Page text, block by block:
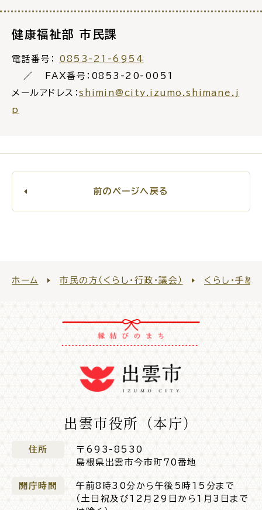
健康福祉部 市民課
電話番号： 0853-21-6954
FAX番号：0853-20-0051
メールアドレス： shimin@city.izumo.shimane.j
p
前のページへ戻る
ホーム 市民の方（くらし・行政・議会） くらし・手続
出雲市役所（本庁）
住所
〒693-8530
島根県出雲市今市町70番地
開庁時間
午前8時30分から午後5時15分まで
（土日祝及び12月29日から1月3日まで